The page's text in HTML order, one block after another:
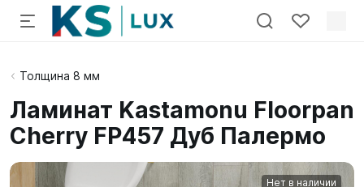
Толщина 8 мм
Ламинат Kastamonu Floorpan
Cherry FP457 Дуб Палермо
Нет в наличии